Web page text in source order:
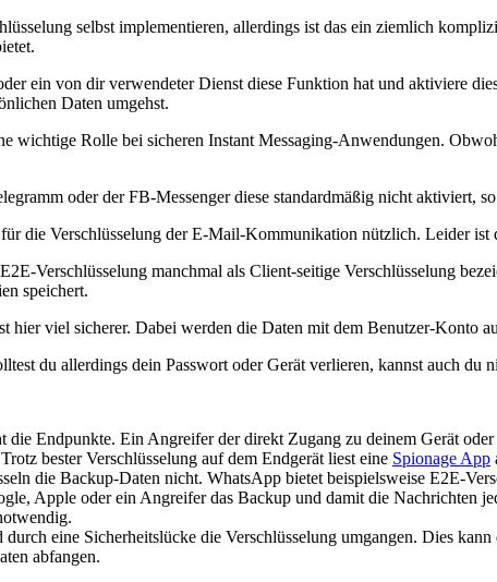
selbst implementieren, allerdings ist das ein ziemlich
ein von dir verwendeter Dienst diese Funktion hat und aktiviere
Daten umgehst.
wichtige Rolle bei sicheren Instant Messaging-Anwendungen.
oder der FB-Messenger diese standardmäßig nicht aktiviert,
die Verschlüsselung der E-Mail-Kommunikation nützlich. Leider
Verschlüsselung manchmal als Client-seitige Verschlüsselung
speichert.
viel sicherer. Dabei werden die Daten mit dem Benutzer-Konto
du allerdings dein Passwort oder Gerät verlieren, kannst auch du
die Endpunkte. Ein Angreifer der direkt Zugang zu deinem Gerät
bester Verschlüsselung auf dem Endgerät liest eine Spionage App
die Backup-Daten nicht. WhatsApp bietet beispielsweise E2E-
Apple oder ein Angreifer das Backup und damit die Nachrichten
eine Sicherheitslücke die Verschlüsselung umgangen. Dies
abfangen.